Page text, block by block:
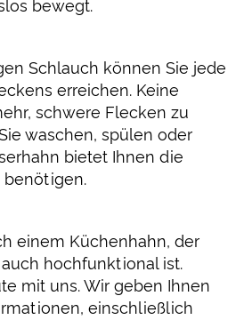
bewegt.
Schlauch können Sie jede
erreichen. Keine
schwere Flecken zu
waschen, spülen oder
bietet Ihnen die
benötigen.
einem Küchenhahn, der
hochfunktional ist.
mit uns. Wir geben Ihnen
einschließlich